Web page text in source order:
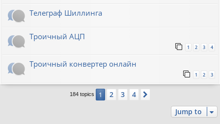
Телеграф Шиллинга
Троичный АЦП
1 2 3 4
Троичный конвертер онлайн
1 2 3
184 topics 1 2 3 4
Jump to